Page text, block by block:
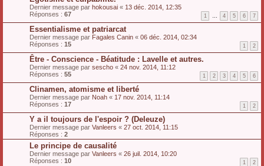
Dernier message par hokousai « 13 déc. 2014, 12:35
Réponses : 67 1 … 4 5 6 7
Essentialisme et patriarcat
Dernier message par Fagales Canin « 06 déc. 2014, 02:34
Réponses : 15 1 2
Être - Conscience - Béatitude : Lavelle et autres.
Dernier message par sescho « 24 nov. 2014, 11:12
Réponses : 55 1 2 3 4 5 6
Clinamen, atomisme et liberté
Dernier message par Noah « 17 nov. 2014, 11:14
Réponses : 17 1 2
Y a il toujours de l'espoir ? (Deleuze)
Dernier message par Vanleers « 27 oct. 2014, 11:15
Réponses : 2
Le principe de causalité
Dernier message par Vanleers « 26 juil. 2014, 10:20
Réponses : 10 1 2